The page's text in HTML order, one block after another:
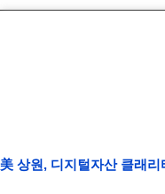
美 상원, 디지털자산 클래